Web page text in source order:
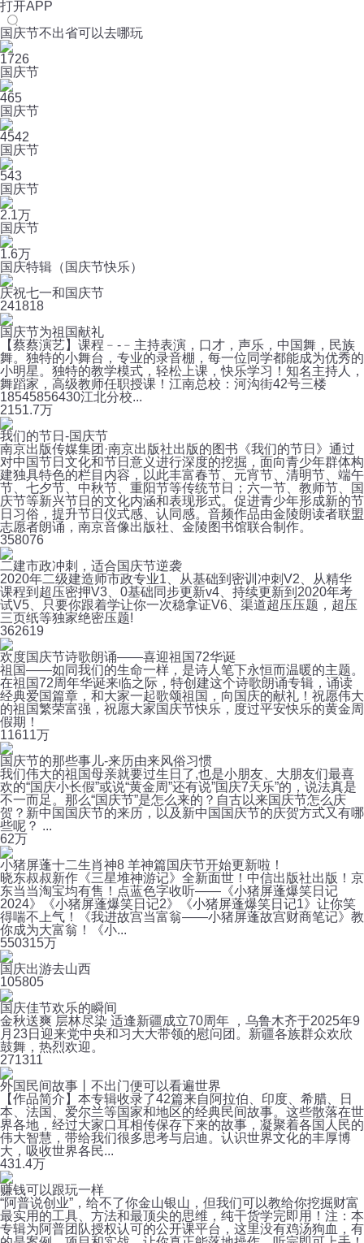
打开APP
国庆节不出省可以去哪玩
1726
国庆节
465
国庆节
4542
国庆节
543
国庆节
2.1万
国庆节
1.6万
国庆特辑（国庆节快乐）
庆祝七一和国庆节
241818
国庆节为祖国献礼
【蔡蔡演艺】课程﹣-﹣主持表演，口才，声乐，中国舞，民族
舞。独特的小舞台，专业的录音棚，每一位同学都能成为优秀的
小明星。独特的教学模式，轻松上课，快乐学习！知名主持人，
舞蹈家，高级教师任职授课！江南总校：河沟街42号三楼
18545856430江北分校...
2151.7万
我们的节日-国庆节
南京出版传媒集团·南京出版社出版的图书《我们的节日》通过
对中国节日文化和节日意义进行深度的挖掘，面向青少年群体构
建独具特色的栏目内容，以此丰富春节、元宵节、清明节、端午
节、七夕节、中秋节、重阳节等传统节日；六一节、教师节、国
庆节等新兴节日的文化内涵和表现形式。促进青少年形成新的节
日习俗，提升节日仪式感、认同感。音频作品由金陵朗读者联盟
志愿者朗诵，南京音像出版社、金陵图书馆联合制作。
358076
二建市政冲刺，适合国庆节逆袭
2020年二级建造师市政专业1、从基础到密训冲刺V2、从精华
课程到超压密押V3、0基础同步更新v4、持续更新到2020年考
试V5、只要你跟着学让你一次稳拿证V6、渠道超压压题，超压
三页纸等独家绝密压题!
362619
欢度国庆节诗歌朗诵——喜迎祖国72华诞
祖国——如同我们的生命一样，是诗人笔下永恒而温暖的主题。
在祖国72周年华诞来临之际，特创建这个诗歌朗诵专辑，诵读
经典爱国篇章，和大家一起歌颂祖国，向国庆的献礼！祝愿伟大
的祖国繁荣富强，祝愿大家国庆节快乐，度过平安快乐的黄金周
假期！
11611万
国庆节的那些事儿-来历由来风俗习惯
我们伟大的祖国母亲就要过生日了,也是小朋友、大朋友们最喜
欢的“国庆小长假”或说“黄金周”还有说”国庆7天乐”的，说法真是
不一而足。那么“国庆节”是怎么来的？自古以来国庆节怎么庆
贺？新中国国庆节的来历，以及新中国国庆节的庆贺方式又有哪
些呢？ ...
62万
小猪屏蓬十二生肖神8 羊神篇国庆节开始更新啦！
晓东叔叔新作《三星堆神游记》全新面世！中信出版社出版！京
东当当淘宝均有售！点蓝色字收听——《小猪屏蓬爆笑日记
2024》《小猪屏蓬爆笑日记2》《小猪屏蓬爆笑日记1》让你笑
得喘不上气！《我进故宫当富翁——小猪屏蓬故宫财商笔记》教
你成为大富翁！《小...
550315万
国庆出游去山西
105805
国庆佳节欢乐的瞬间
金秋送爽 层林尽染 适逢新疆成立70周年 ，乌鲁木齐于2025年9
月23日迎来党中央和习大大带领的慰问团。新疆各族群众欢欣
鼓舞，热烈欢迎。
271311
外国民间故事丨不出门便可以看遍世界
【作品简介】本专辑收录了42篇来自阿拉伯、印度、希腊、日
本、法国、爱尔兰等国家和地区的经典民间故事。这些散落在世
界各地，经过大家口耳相传保存下来的故事，凝聚着各国人民的
伟大智慧，带给我们很多思考与启迪。认识世界文化的丰厚博
大，吸收世界各民...
431.4万
赚钱可以跟玩一样
“阿普说创业”，给不了你金山银山，但我们可以教给你挖掘财富
最实用的工具、方法和最顶尖的思维，纯干货学完即用！注：本
专辑为阿普团队授权认可的公开课平台，这里没有鸡汤狗血，有